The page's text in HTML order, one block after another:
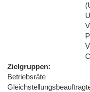
Zielgruppen
Betriebsräte